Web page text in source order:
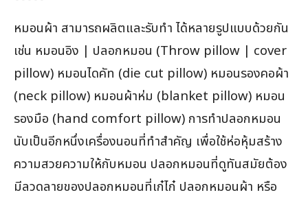
หมอนผ้า สามารถผลิตและรับทำ ได้หลายรูปแบบด้วยกัน
เช่น หมอนอิง | ปลอกหมอน (Throw pillow | cover
pillow) หมอนไดคัท (die cut pillow) หมอนรองคอผ้า
(neck pillow) หมอนผ้าห่ม (blanket pillow) หมอน
รองมือ (hand comfort pillow) การทำปลอกหมอน
นับเป็นอีกหนึ่งเครื่องนอนที่ทำสำคัญ เพื่อใช้ห่อหุ้มสร้าง
ความสวยความให้กับหมอน ปลอกหมอนที่ดูทันสมัยต้อง
มีลวดลายของปลอกหมอนที่เก๋ไก๋ ปลอกหมอนผ้า หรือ